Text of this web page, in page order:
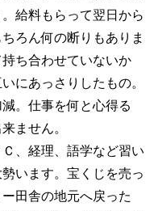
給料もらって翌日から
ろん何の断りもありま
ち合わせていないか
にあっさりしたもの。
。仕事を何と心得る
ません。
、経理、語学など習い
います。宝くじを売っ
田舎の地元へ戻った